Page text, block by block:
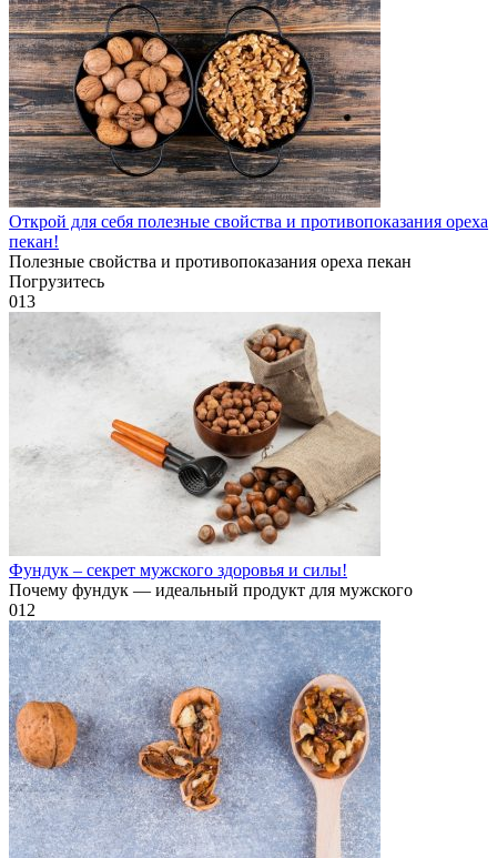
Открой для себя полезные свойства и противопоказания ореха
пекан!
Полезные свойства и противопоказания ореха пекан
Погрузитесь
013
Фундук – секрет мужского здоровья и силы!
Почему фундук — идеальный продукт для мужского
012